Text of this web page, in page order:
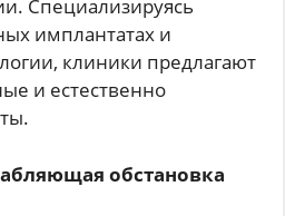
Специализируясь
имплантатах и
клиники предлагают
и естественно
обстановка